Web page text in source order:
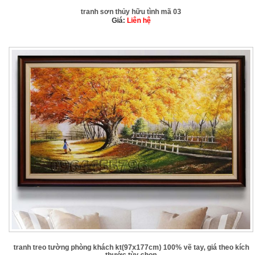
tranh sơn thủy hữu tình mã 03
Giá: Liên hệ
tranh treo tường phòng khách kt(97x177cm) 100% vẽ tay, giá theo kích